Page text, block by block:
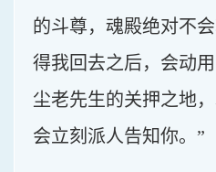
的斗尊，魂殿绝对不
得我回去之后，会动
尘老先生的关押之地
会立刻派人告知你。”